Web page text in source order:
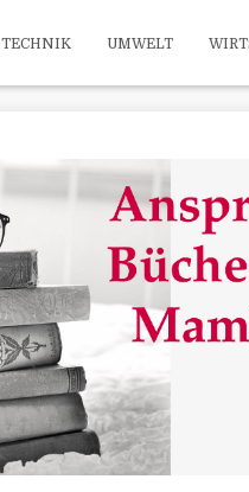
TECHNIK UMWELT